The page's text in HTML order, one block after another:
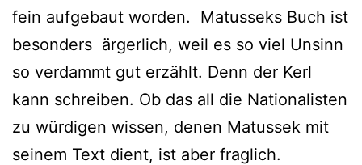
fein aufgebaut worden. Matusseks Buch ist
besonders ärgerlich, weil es so viel Unsinn
so verdammt gut erzählt. Denn der Kerl
kann schreiben. Ob das all die Nationalisten
zu würdigen wissen, denen Matussek mit
seinem Text dient, ist aber fraglich.